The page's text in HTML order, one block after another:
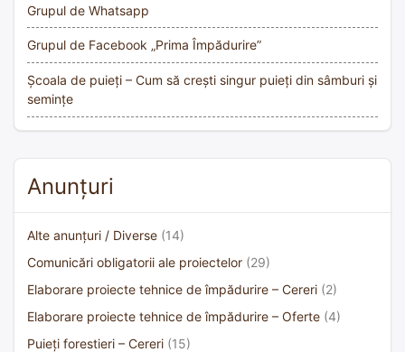
Grupul de Whatsapp
Grupul de Facebook „Prima Împădurire”
Școala de puieți – Cum să crești singur puieți din sâmburi și
semințe
Anunțuri
Alte anunțuri / Diverse (14)
Comunicări obligatorii ale proiectelor (29)
Elaborare proiecte tehnice de împădurire – Cereri (2)
Elaborare proiecte tehnice de împădurire – Oferte (4)
Puieți forestieri – Cereri (15)